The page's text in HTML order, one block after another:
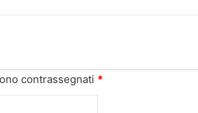
contrassegnati *